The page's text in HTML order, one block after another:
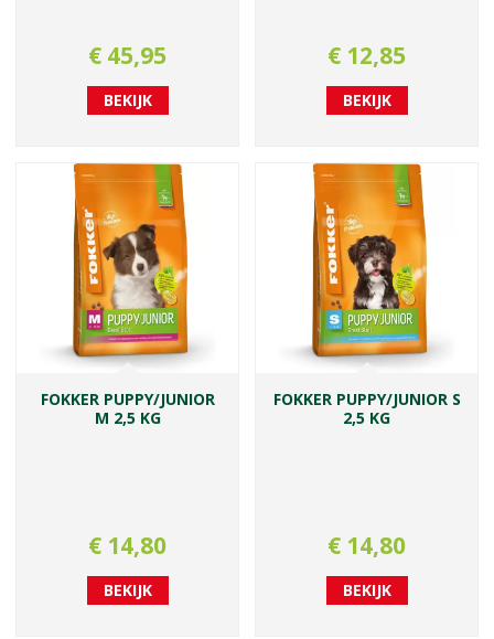
€ 45,95
BEKIJK
€ 12,85
BEKIJK
FOKKER PUPPY/JUNIOR
M 2,5 KG
€ 14,80
BEKIJK
FOKKER PUPPY/JUNIOR S
2,5 KG
€ 14,80
BEKIJK